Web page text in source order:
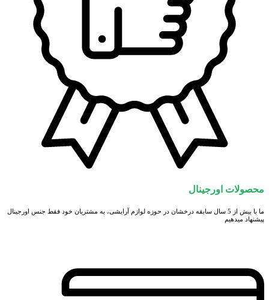
محصولات اورجینال
ما با بیش از 5 سال سابقه درخشان در حوزه لوازم آرایشی، به مشتریان خود فقط جنس اورجینال
پیشنهاد میدهیم